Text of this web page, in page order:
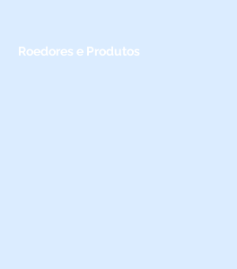
Roedores e Produtos